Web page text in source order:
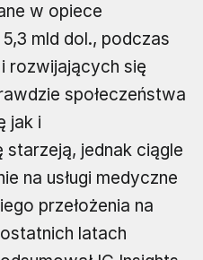
w opiece
mld dol., podczas
rozwijających się
społeczeństwa
jak i
jednak ciągle
na usługi medyczne
przełożenia na
latach